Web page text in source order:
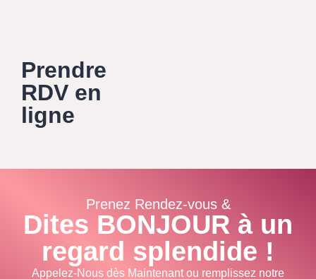
Prendre
RDV en
ligne
Prenez Rendez-vous &
Dites BONJOUR à un
regard splendide !
Appelez-Nous dès Maintenant ou remplissez notre